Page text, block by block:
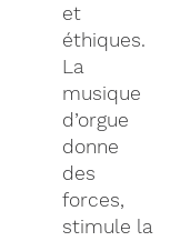
et
éthiques.
La
musique
d’orgue
donne
des
forces,
stimule la